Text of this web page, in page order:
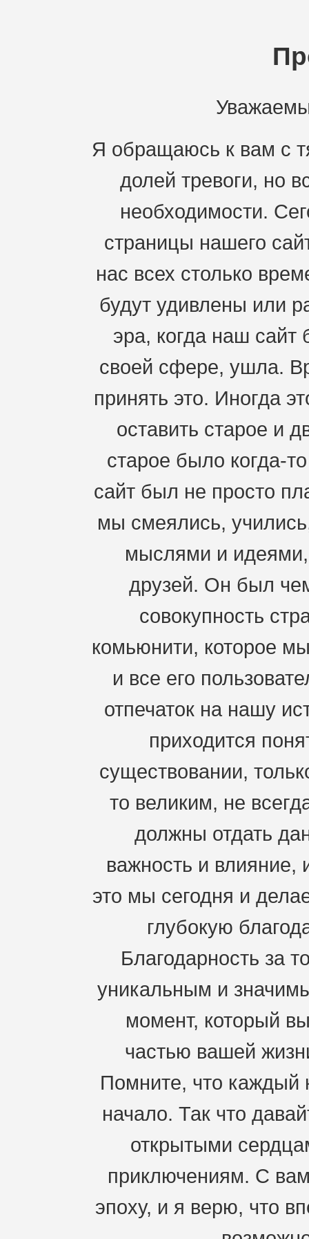
Я обращаюсь к вам с
долей тревоги, но
необходимости.
страницы нашего
нас всех столько
будут удивлены или
эра, когда наш
своей сфере, ушла.
принять это. Иногда
оставить старое и
старое было когда-
сайт был не просто
мы смеялись,
мыслями и
друзей. Он был
совокупность
комьюнити, которое
и все его
отпечаток на нашу
приходится
существовании,
то великим, не
должны отдать
важность и влияние,
это мы сегодня и
глубокую
Благодарность за
уникальным и
момент, который
частью вашей
Помните, что каждый
начало. Так что
открытыми
приключениям. С
эпоху, и я верю, что